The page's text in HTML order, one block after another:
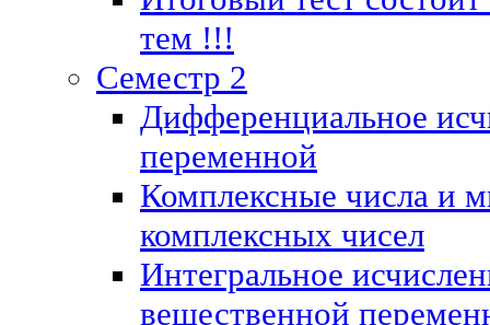
тем !!!
Семестр 2
Дифференциальное
переменной
Комплексные числа и
комплексных чисел
Интегральное
вещественной